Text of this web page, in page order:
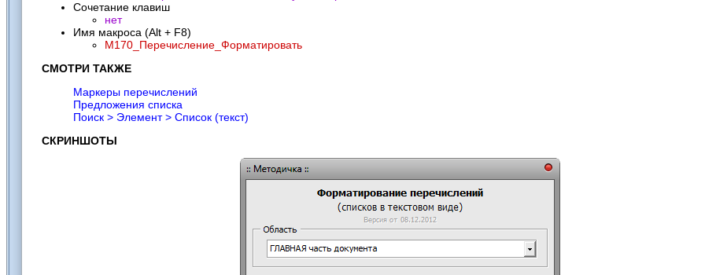
Сочетание клавиш
нет
Имя макроса (Alt + F8)
M170_Перечисление_Форматировать
СМОТРИ ТАКЖЕ
Маркеры перечислений
Предложения списка
Поиск > Элемент > Список (текст)
СКРИНШОТЫ